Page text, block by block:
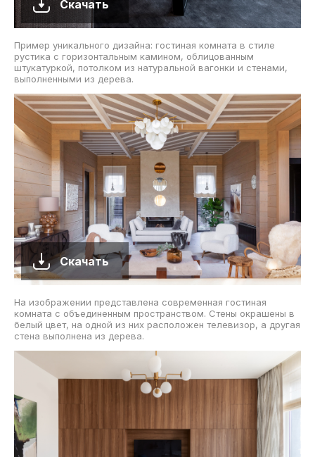
Скачать
Пример уникального дизайна: гостиная комната в стиле
рустика с горизонтальным камином, облицованным
штукатуркой, потолком из натуральной вагонки и стенами,
выполненными из дерева.
Скачать
На изображении представлена современная гостиная
комната с объединенным пространством. Стены окрашены в
белый цвет, на одной из них расположен телевизор, а другая
стена выполнена из дерева.